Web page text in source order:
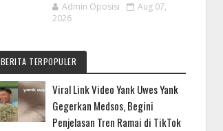
Admin Oposisi
Aug 07,
2026
BERITA TERPOPULER
Viral Link Video Yank Uwes Yank
Gegerkan Medsos, Begini
Penjelasan Tren Ramai di TikTok